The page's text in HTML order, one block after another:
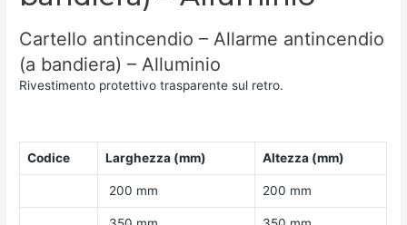
Cartello antincendio – Allarme antincendio
(a bandiera) – Alluminio
Rivestimento protettivo trasparente sul retro.
Codice Larghezza (mm) Altezza (mm)
200 mm 200 mm